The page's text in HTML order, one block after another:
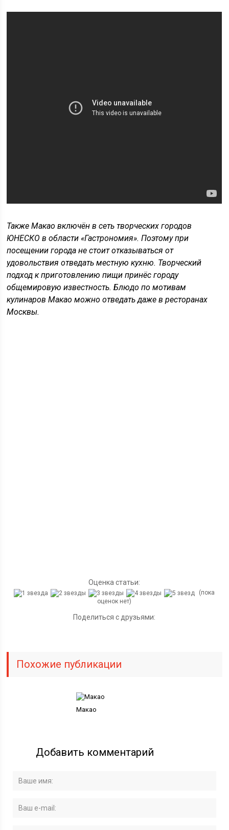
Также Макао включён в сеть творческих городов
ЮНЕСКО в области «Гастрономия». Поэтому при
посещении города не стоит отказываться от
удовольствия отведать местную кухню. Творческий
подход к приготовлению пищи принёс городу
общемировую известность. Блюдо по мотивам
кулинаров Макао можно отведать даже в ресторанах
Москвы.
Оценка статьи:
(пока
оценок нет)
Поделиться с друзьями:
Похожие публикации
Макао
Добавить комментарий